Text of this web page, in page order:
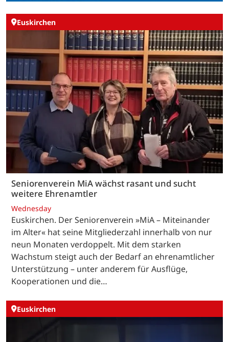
Euskirchen
Seniorenverein MiA wächst rasant und sucht
weitere Ehrenamtler
Wednesday
Euskirchen. Der Seniorenverein »MiA – Miteinander
im Alter« hat seine Mitgliederzahl innerhalb von nur
neun Monaten verdoppelt. Mit dem starken
Wachstum steigt auch der Bedarf an ehrenamtlicher
Unterstützung – unter anderem für Ausflüge,
Kooperationen und die…
Euskirchen